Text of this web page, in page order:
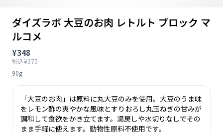
ダイズラボ 大豆のお肉 レトルト ブロック マ
ルコメ
¥348
税込¥375
90g
「大豆のお肉」は原料に丸大豆のみを使用。大豆のうま味
をレモン酢の爽やかな風味とすりおろし丸玉ねぎの甘みが
調和して食欲をかき立てます。湯戻しや水切りなしでその
まま手軽に使えます。動物性原料不使用です。